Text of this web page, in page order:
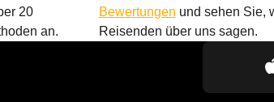
20
an.
Bewertungen und sehen Sie,
Reisenden über uns sagen.